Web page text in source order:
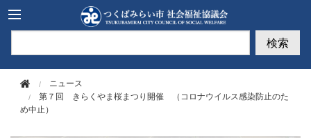
検索
ニュース
第７回 きらくやま桜まつり開催 （コロナウイルス感染防止のた
め中止）